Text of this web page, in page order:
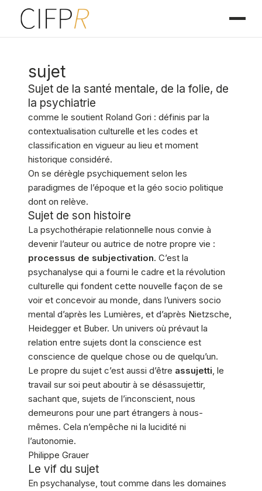
sujet
Sujet de la santé mentale, de la folie, de
la psychiatrie
comme le soutient Roland Gori : définis par la
contextualisation culturelle et les codes et
classification en vigueur au lieu et moment
historique considéré.
On se dérègle psychiquement selon les
paradigmes de l’époque et la géo socio politique
dont on relève.
Sujet de son histoire
La psychothérapie relationnelle nous convie à
devenir l’auteur ou autrice de notre propre vie :
processus de subjectivation. C’est la
psychanalyse qui a fourni le cadre et la révolution
culturelle qui fondent cette nouvelle façon de se
voir et concevoir au monde, dans l’univers socio
mental d’après les Lumières, et d’après Nietzsche,
Heidegger et Buber. Un univers où prévaut la
relation entre sujets dont la conscience est
conscience de quelque chose ou de quelqu’un.
Le propre du sujet c’est aussi d’être assujetti, le
travail sur soi peut aboutir à se désassujettir,
sachant que, sujets de l’inconscient, nous
demeurons pour une part étrangers à nous-
mêmes. Cela n’empêche ni la lucidité ni
l’autonomie.
Philippe Grauer
Le vif du sujet
En psychanalyse, tout comme dans les domaines